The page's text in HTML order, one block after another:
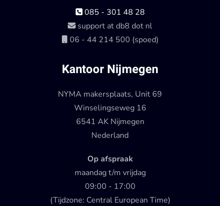
085 - 301 48 28
support at db8 dot nl
06 - 44 214 500 (spoed)
Kantoor Nijmegen
NYMA makersplaats, Unit 69
Winselingseweg 16
6541 AK Nijmegen
Nederland
Op afspraak
maandag t/m vrijdag
09:00 - 17:00
(Tijdzone: Central European Time)